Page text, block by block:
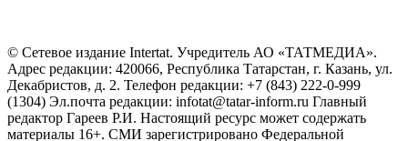
© Сетевое издание Intertat. Учредитель АО «ТАТМЕДИА».
Адрес редакции: 420066, Республика Татарстан, г. Казань, ул.
Декабристов, д. 2. Телефон редакции: +7 (843) 222-0-999
(1304) Эл.почта редакции: infotat@tatar-inform.ru Главный
редактор Гареев Р.И. Настоящий ресурс может содержать
материалы 16+. СМИ зарегистрировано Федеральной